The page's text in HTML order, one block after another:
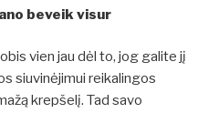
beveik visur
vien jau dėl to, jog galite jį
siuvinėjimui reikalingos
krepšelį. Tad savo